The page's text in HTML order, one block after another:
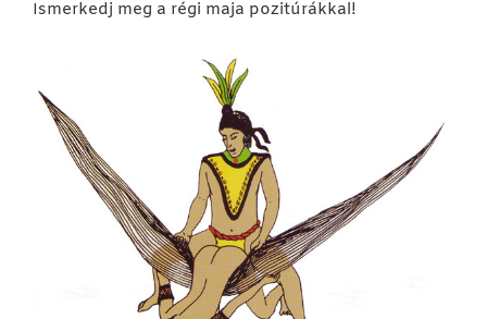
Ismerkedj meg a régi maja pozitúrákkal!